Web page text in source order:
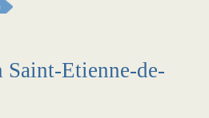
Saint-Etienne-de-